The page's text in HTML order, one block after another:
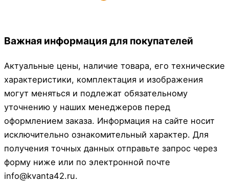
Важная информация для покупателей
Актуальные цены, наличие товара, его технические
характеристики, комплектация и изображения
могут меняться и подлежат обязательному
уточнению у наших менеджеров перед
оформлением заказа. Информация на сайте носит
исключительно ознакомительный характер. Для
получения точных данных отправьте запрос через
форму ниже или по электронной почте
info@kvanta42.ru.